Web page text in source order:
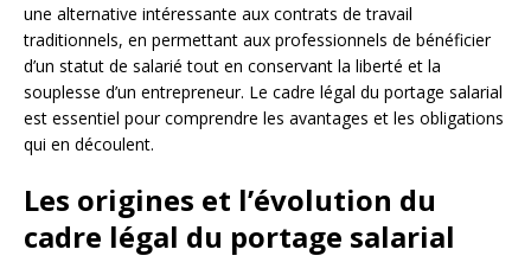
une alternative intéressante aux contrats de travail
traditionnels, en permettant aux professionnels de bénéficier
d’un statut de salarié tout en conservant la liberté et la
souplesse d’un entrepreneur. Le cadre légal du portage salarial
est essentiel pour comprendre les avantages et les obligations
qui en découlent.
Les origines et l’évolution du
cadre légal du portage salarial